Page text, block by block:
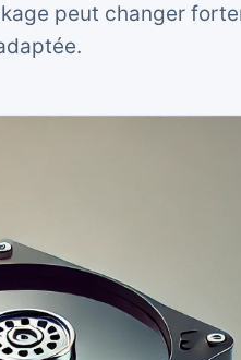
peut changer